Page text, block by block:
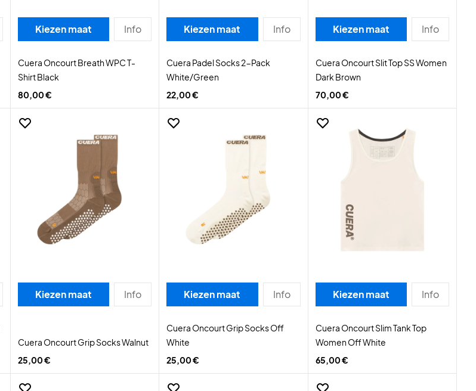
Kiezen maat Info
Cuera Oncourt Breath WPC T-
Shirt Black
80,00 €
Kiezen maat Info
Cuera Padel Socks 2-Pack
White/Green
22,00 €
Kiezen maat Info
Cuera Oncourt Slit Top SS Women
Dark Brown
70,00 €
Kiezen maat Info
Cuera Oncourt Grip Socks Walnut
25,00 €
Kiezen maat Info
Cuera Oncourt Grip Socks Off
White
25,00 €
Kiezen maat Info
Cuera Oncourt Slim Tank Top
Women Off White
65,00 €